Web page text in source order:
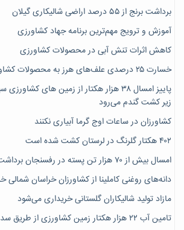
برداشت برنج از ۵۵ درصد اراضی شالیکاری گیلان
آموزش و ترویج مهم‌ترین برنامه جهاد کشاورزی
کاهش اثرات تنش آبی در محصولات کشاورزی
خسارت ۲۵ درصدی علف‌های هرز به محصولات کشاورزی
پاییز امسال ۳۸ هزار هکتار از زمین های
زیر کشت گندم می‌رود
کشاورزان در ساعات اوج گرما آبیاری نکنند
۴۰۲ هکتار گلرنگ در لرستان کشت شده است
امسال بیش از ۷۰ هزار تن پسته در رفسنجان برداشت می‌شود
دانه‌های روغنی کاملینا از کشاورزان خراسان
مازاد تولید شالیکاران گلستانی خریداری می‌شود
تامین آب ۲۲ هزار هکتار زمین کشاورزی از طریق سدهای خراسان شمالی